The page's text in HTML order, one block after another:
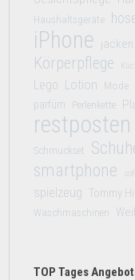
Haushaltsgeräte
iPhone jacken
Körperpflege
Lego Lotion Mode
parfüm
Perlenkette
restposten
Schmuckset
smartphone
spielzeug Tommy
Waschmaschinen
TOP Tages